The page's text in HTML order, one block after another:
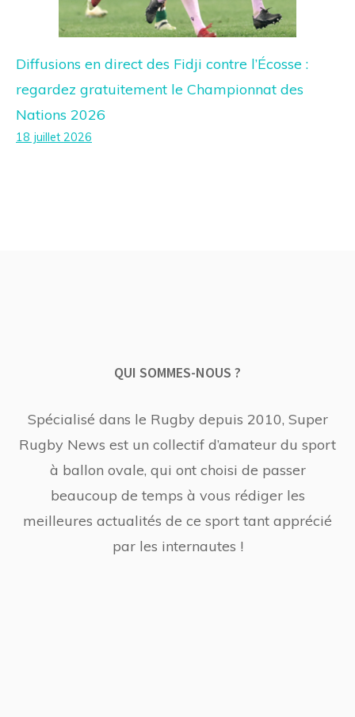
Diffusions en direct des Fidji contre l’Écosse :
regardez gratuitement le Championnat des
Nations 2026
18 juillet 2026
QUI SOMMES-NOUS ?
Spécialisé dans le Rugby depuis 2010, Super
Rugby News est un collectif d’amateur du sport
à ballon ovale, qui ont choisi de passer
beaucoup de temps à vous rédiger les
meilleures actualités de ce sport tant apprécié
par les internautes !